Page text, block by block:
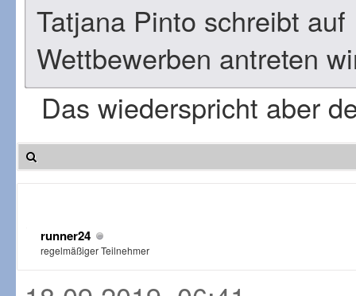
Tatjana Pinto schreibt
Wettbewerben antreten
Das wiederspricht aber
runner24
regelmäßiger Teilnehmer